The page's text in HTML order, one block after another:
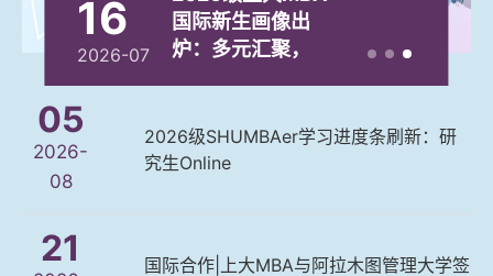
2026-07
2026-08
2026-07
2026-07
05
2026-08
SHUMBAer学习
进度条刷新：研
05
2026-
08
2026级SHUMBAer学习进度条刷新：研
究生Online
21
国际合作|上大MBA与阿拉木图管理大学签